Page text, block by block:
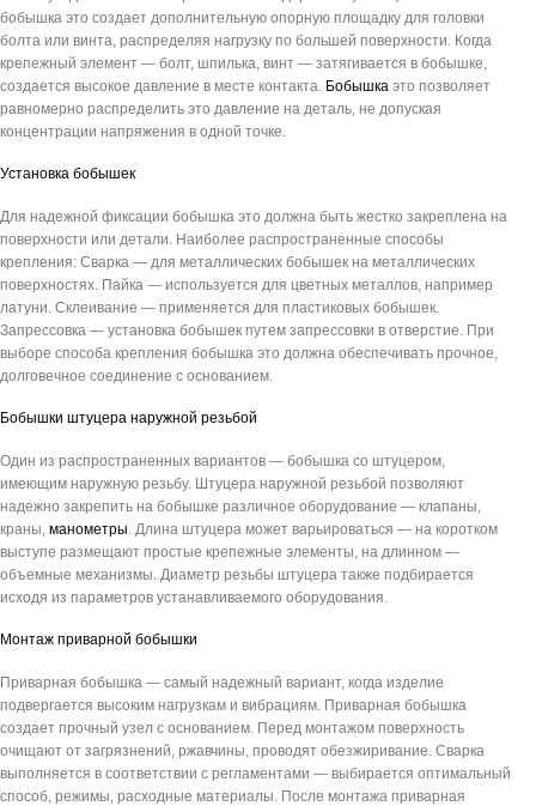
бобышка это создает дополнительную опорную площадку для головки
болта или винта, распределяя нагрузку по большей поверхности. Когда
крепежный элемент — болт, шпилька, винт — затягивается в бобышке,
создается высокое давление в месте контакта. Бобышка это позволяет
равномерно распределить это давление на деталь, не допуская
концентрации напряжения в одной точке.
Установка бобышек
Для надежной фиксации бобышка это должна быть жестко закреплена на
поверхности или детали. Наиболее распространенные способы
крепления: Сварка — для металлических бобышек на металлических
поверхностях. Пайка — используется для цветных металлов, например
латуни. Склеивание — применяется для пластиковых бобышек.
Запрессовка — установка бобышек путем запрессовки в отверстие. При
выборе способа крепления бобышка это должна обеспечивать прочное,
долговечное соединение с основанием.
Бобышки штуцера наружной резьбой
Один из распространенных вариантов — бобышка со штуцером,
имеющим наружную резьбу. Штуцера наружной резьбой позволяют
надежно закрепить на бобышке различное оборудование — клапаны,
краны, манометры. Длина штуцера может варьироваться — на коротком
выступе размещают простые крепежные элементы, на длинном —
объемные механизмы. Диаметр резьбы штуцера также подбирается
исходя из параметров устанавливаемого оборудования.
Монтаж приварной бобышки
Приварная бобышка — самый надежный вариант, когда изделие
подвергается высоким нагрузкам и вибрациям. Приварная бобышка
создает прочный узел с основанием. Перед монтажом поверхность
очищают от загрязнений, ржавчины, проводят обезжиривание. Сварка
выполняется в соответствии с регламентами — выбирается оптимальный
способ, режимы, расходные материалы. После монтажа приварная